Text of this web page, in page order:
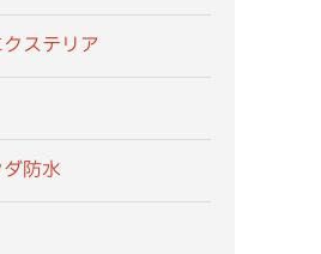
ステリア
防水